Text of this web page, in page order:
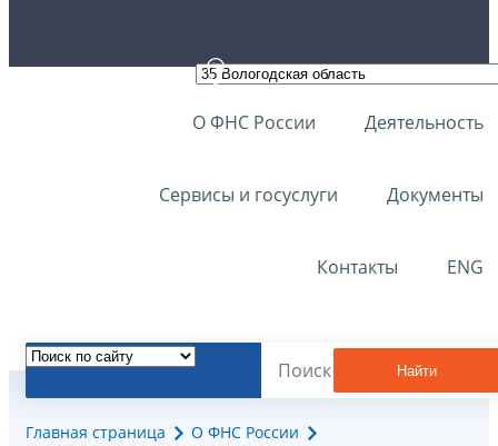
О ФНС России Деятельность
Сервисы и госуслуги Документы
Контакты ENG
Найти
Главная страница
О ФНС России